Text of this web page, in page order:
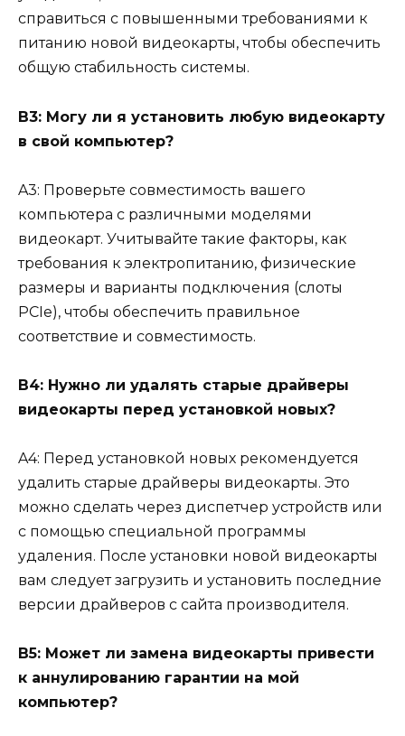
справиться с повышенными требованиями к
питанию новой видеокарты, чтобы обеспечить
общую стабильность системы.
В3: Могу ли я установить любую видеокарту
в свой компьютер?
A3: Проверьте совместимость вашего
компьютера с различными моделями
видеокарт. Учитывайте такие факторы, как
требования к электропитанию, физические
размеры и варианты подключения (слоты
PCIe), чтобы обеспечить правильное
соответствие и совместимость.
В4: Нужно ли удалять старые драйверы
видеокарты перед установкой новых?
A4: Перед установкой новых рекомендуется
удалить старые драйверы видеокарты. Это
можно сделать через диспетчер устройств или
с помощью специальной программы
удаления. После установки новой видеокарты
вам следует загрузить и установить последние
версии драйверов с сайта производителя.
В5: Может ли замена видеокарты привести
к аннулированию гарантии на мой
компьютер?